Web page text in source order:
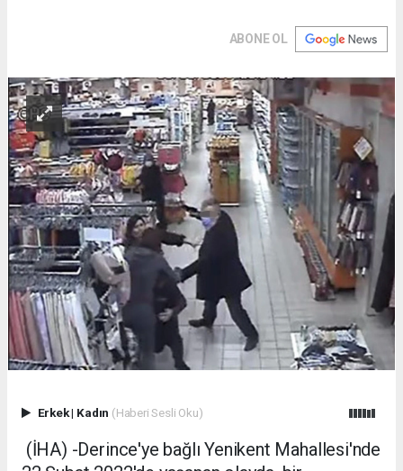
ABONE OL
Erkek| Kadın (Haberi Sesli Oku)
(İHA) -Derince'ye bağlı Yenikent Mahallesi'nde